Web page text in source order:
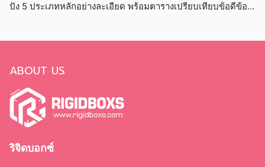
ปัง 5 ประเภทหลักอย่างละเอียด พร้อมตารางเปรียบเทียบข้อดีข้อ
ABOUT US
ริจิดบอกซ์